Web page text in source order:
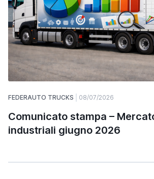
FEDERAUTO TRUCKS 08/07/2026
Comunicato stampa –
industriali giugno 2026